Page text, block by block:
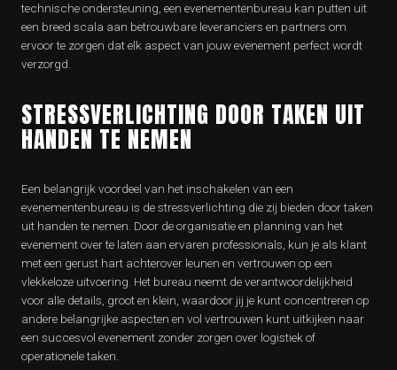
technische ondersteuning, een evenementenbureau kan putten uit
een breed scala aan betrouwbare leveranciers en partners om
ervoor te zorgen dat elk aspect van jouw evenement perfect wordt
verzorgd.
STRESSVERLICHTING DOOR TAKEN UIT
HANDEN TE NEMEN
Een belangrijk voordeel van het inschakelen van een
evenementenbureau is de stressverlichting die zij bieden door taken
uit handen te nemen. Door de organisatie en planning van het
evenement over te laten aan ervaren professionals, kun je als klant
met een gerust hart achterover leunen en vertrouwen op een
vlekkeloze uitvoering. Het bureau neemt de verantwoordelijkheid
voor alle details, groot en klein, waardoor jij je kunt concentreren op
andere belangrijke aspecten en vol vertrouwen kunt uitkijken naar
een succesvol evenement zonder zorgen over logistiek of
operationele taken.